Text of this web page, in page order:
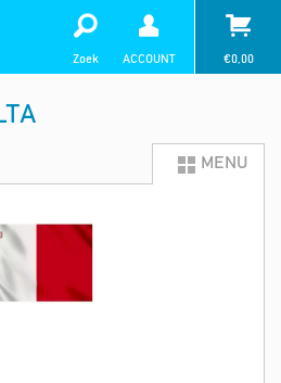
Zoek ACCOUNT €0,00
MENU